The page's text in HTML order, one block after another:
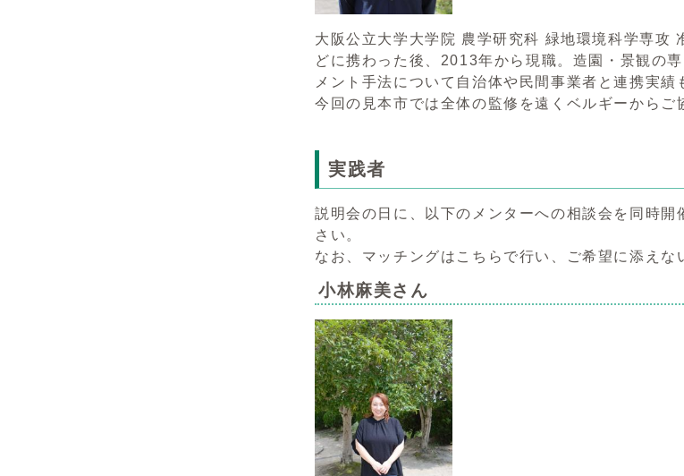
大阪公立大学大学院 農学研究科 緑地環境科学専攻
どに携わった後、2013年から現職。造園・景観の
メント手法について自治体や民間事業者と連携実績
今回の見本市では全体の監修を遠くベルギーからご
実践者
説明会の日に、以下のメンターへの相談会を同時
さい。
なお、マッチングはこちらで行い、ご希望に添えな
小林麻美さん